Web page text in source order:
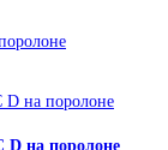
на поролоне